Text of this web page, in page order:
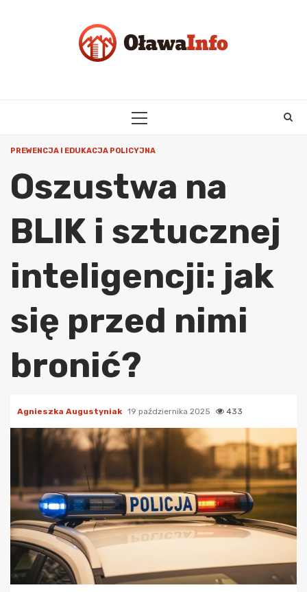
PRIMARY
PREWENCJA I EDUKACJA POLICYJNA
Oszustwa na
BLIK i sztucznej
inteligencji: jak
się przed nimi
bronić?
Agnieszka Augustyniak 19 października 2025 433